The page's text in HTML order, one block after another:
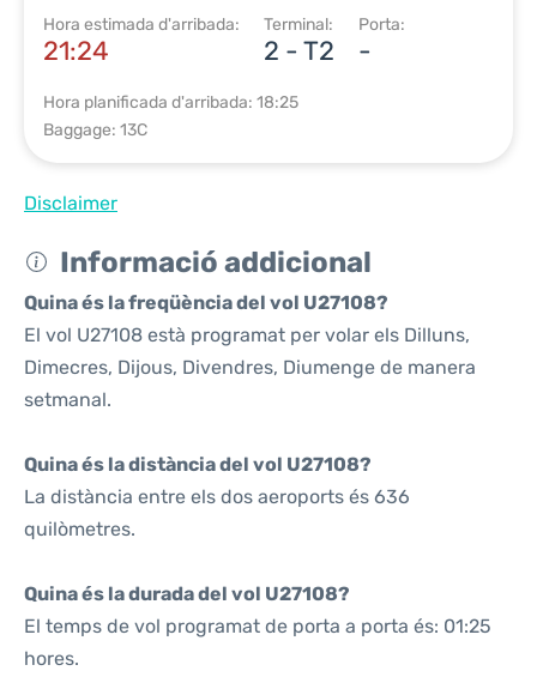
Hora estimada d'arribada:
21:24
Terminal:
2 - T2
Porta:
-
Hora planificada d'arribada: 18:25
Baggage: 13C
Disclaimer
Informació addicional
Quina és la freqüència del vol U27108?
El vol U27108 està programat per volar els Dilluns,
Dimecres, Dijous, Divendres, Diumenge de manera
setmanal.
Quina és la distància del vol U27108?
La distància entre els dos aeroports és 636
quilòmetres.
Quina és la durada del vol U27108?
El temps de vol programat de porta a porta és: 01:25
hores.